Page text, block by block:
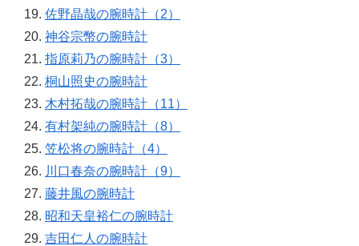
佐野晶哉の腕時計（2）
神谷宗幣の腕時計
指原莉乃の腕時計（3）
桐山照史の腕時計
木村拓哉の腕時計（11）
有村架純の腕時計（8）
笠松将の腕時計（4）
川口春奈の腕時計（9）
藤井風の腕時計
昭和天皇裕仁の腕時計
吉田仁人の腕時計